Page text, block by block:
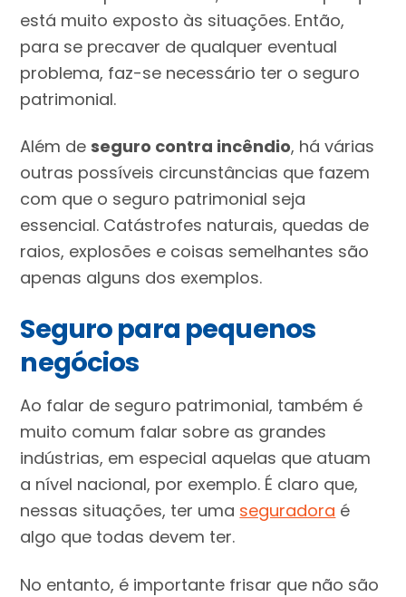
está muito exposto às situações. Então,
para se precaver de qualquer eventual
problema, faz-se necessário ter o seguro
patrimonial.
Além deseguro contra incêndio, há várias
outras possíveis circunstâncias que fazem
com que o seguro patrimonial seja
essencial. Catástrofes naturais, quedas de
raios, explosões e coisas semelhantes são
apenas alguns dos exemplos.
Seguro para pequenos
negócios
Ao falar de seguro patrimonial, também é
muito comum falar sobre as grandes
indústrias, em especial aquelas que atuam
a nível nacional, por exemplo. É claro que,
nessas situações, ter uma seguradora é
algo que todas devem ter.
No entanto, é importante frisar que não são